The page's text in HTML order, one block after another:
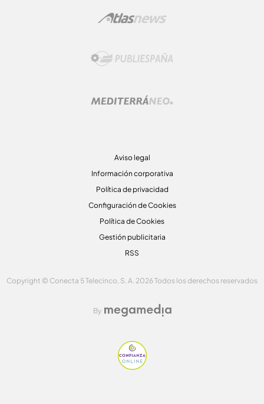
Aviso legal
Información corporativa
Política de privacidad
Configuración de Cookies
Política de Cookies
Gestión publicitaria
RSS
Copyright © Conecta 5 Telecinco, S. A. 2026 Todos los derechos reservados
By